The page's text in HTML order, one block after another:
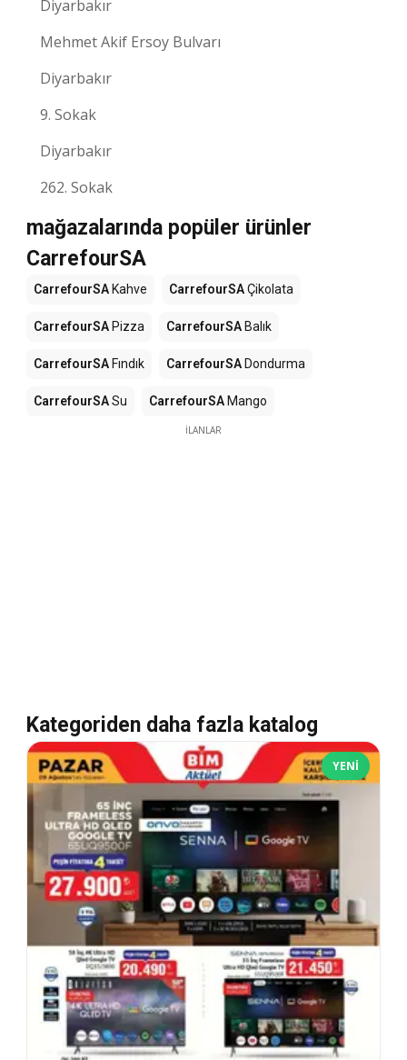
Diyarbakır
Mehmet Akif Ersoy Bulvarı
Diyarbakır
9. Sokak
Diyarbakır
262. Sokak
mağazalarında popüler ürünler
CarrefourSA
CarrefourSA Kahve CarrefourSAÇikolata
CarrefourSA Pizza CarrefourSA Balık
CarrefourSA Fındık CarrefourSA Dondurma
CarrefourSASu CarrefourSA Mango
İLANLAR
Kategoriden daha fazla katalog
YENI